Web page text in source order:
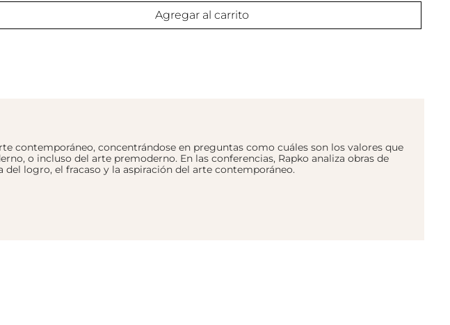
Agregar al carrito
contemporáneo, concentrándose en preguntas como cuáles son los valores que
o incluso del arte premoderno. En las conferencias, Rapko analiza obras de
logro, el fracaso y la aspiración del arte contemporáneo.